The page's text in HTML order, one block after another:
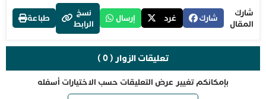
شارك
المقال
شارك غرد إرسال
نسخ
الرابط
طباعة
تعليقات الزوار ( 0 )
بإمكانكم تغيير عرض التعليقات حسب الاختيارات أسفله